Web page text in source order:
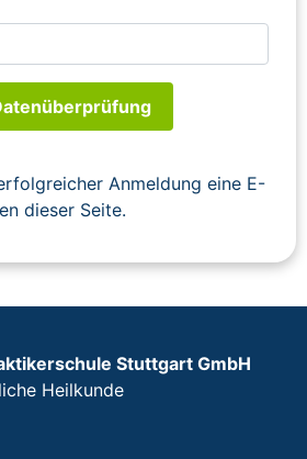
Anmeldung eine E-
dieser Seite.
Stuttgart GmbH
Heilkunde